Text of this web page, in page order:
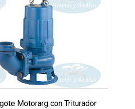
Motorarg con Triturador